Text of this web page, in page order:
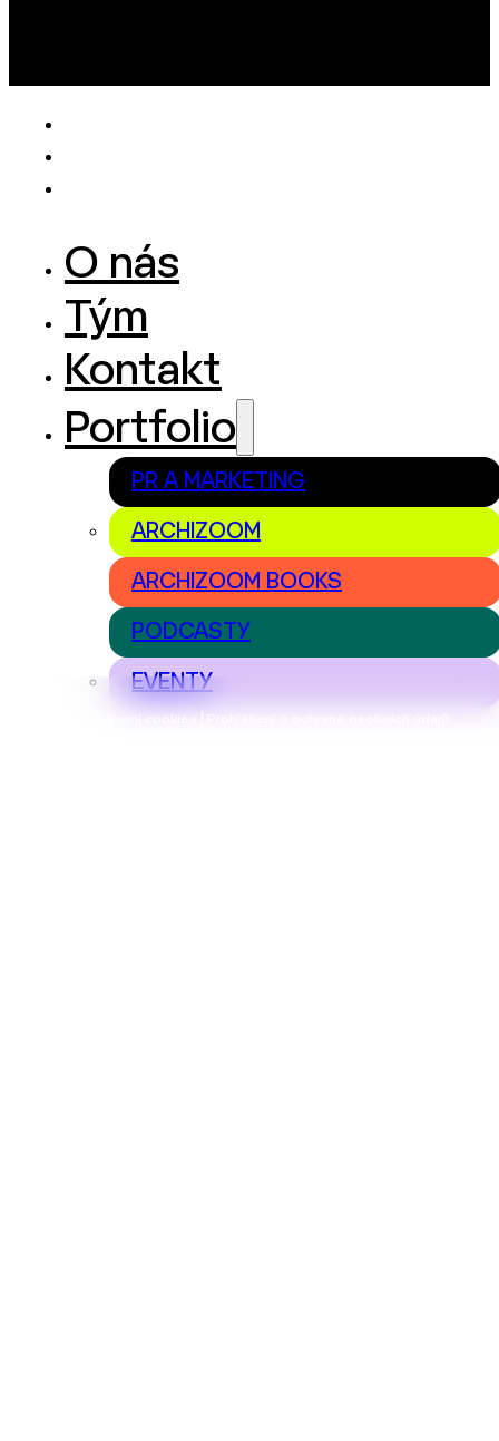
Nastavení cookies | Prohlášení o ochraně osobních údajů
O nás
Tým
Kontakt
Portfolio
PR A MARKETING
ARCHIZOOM
ARCHIZOOM BOOKS
PODCASTY
EVENTY